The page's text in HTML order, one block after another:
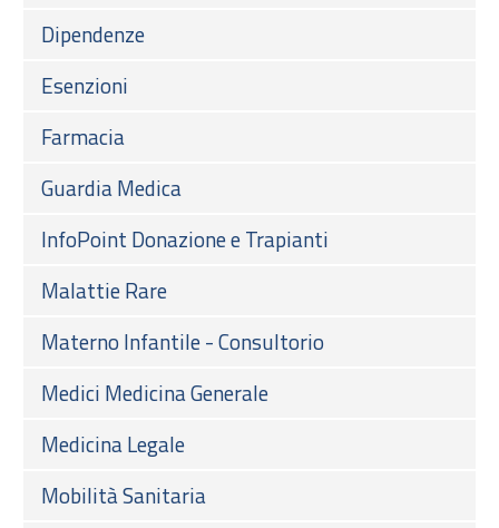
Dipendenze
Esenzioni
Farmacia
Guardia Medica
InfoPoint Donazione e Trapianti
Malattie Rare
Materno Infantile - Consultorio
Medici Medicina Generale
Medicina Legale
Mobilità Sanitaria